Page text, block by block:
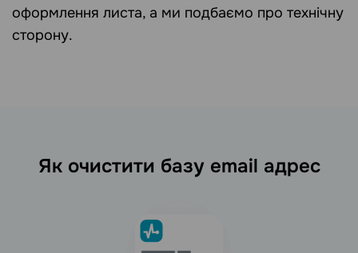
оформлення листа, а ми подбаємо про технічну
сторону.
Як очистити базу email адрес